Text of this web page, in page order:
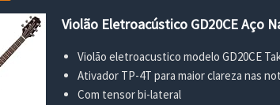
Violão Eletroacústico GD20CE Aço
Violão eletroacustico modelo GD20CE
Ativador TP-4T para maior clareza nas
Com tensor bi-lateral